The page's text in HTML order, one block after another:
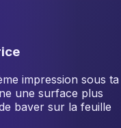
impression sous ta
une surface plus
baver sur la feuille